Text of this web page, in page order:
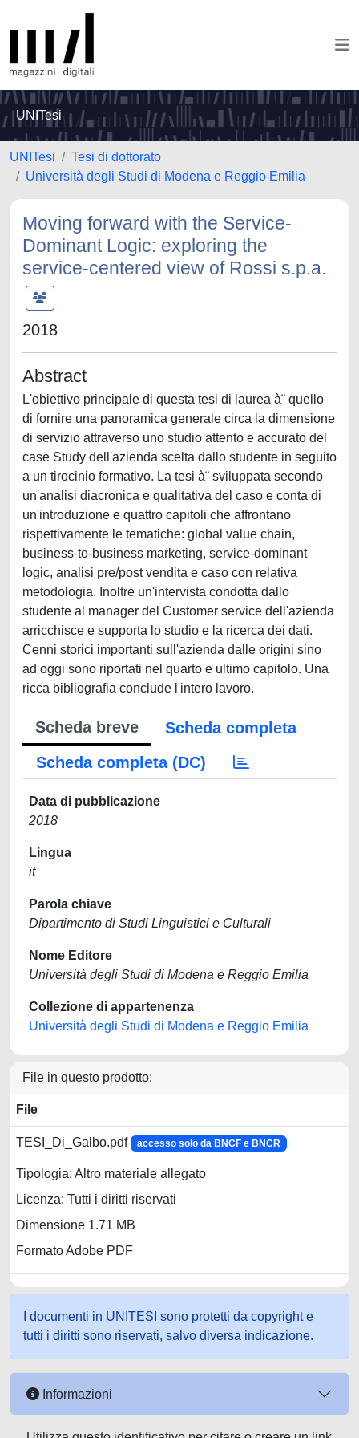
UNITesi
UNITesi
Tesi di dottorato
Università degli Studi di Modena e Reggio Emilia
Moving forward with the Service-
Dominant Logic: exploring the
service-centered view of Rossi s.p.a.
2018
Abstract
L'obiettivo principale di questa tesi di laurea à¨ quello
di fornire una panoramica generale circa la dimensione
di servizio attraverso uno studio attento e accurato del
case Study dell'azienda scelta dallo studente in seguito
a un tirocinio formativo. La tesi à¨ sviluppata secondo
un'analisi diacronica e qualitativa del caso e conta di
un'introduzione e quattro capitoli che affrontano
rispettivamente le tematiche: global value chain,
business-to-business marketing, service-dominant
logic, analisi pre/post vendita e caso con relativa
metodologia. Inoltre un'intervista condotta dallo
studente al manager del Customer service dell'azienda
arricchisce e supporta lo studio e la ricerca dei dati.
Cenni storici importanti sull'azienda dalle origini sino
ad oggi sono riportati nel quarto e ultimo capitolo. Una
ricca bibliografia conclude l'intero lavoro.
Scheda breve
Scheda completa
Scheda completa (DC)
Data di pubblicazione
2018
Lingua
it
Parola chiave
Dipartimento di Studi Linguistici e Culturali
Nome Editore
Università degli Studi di Modena e Reggio Emilia
Collezione di appartenenza
Università degli Studi di Modena e Reggio Emilia
File in questo prodotto:
File
TESI_Di_Galbo.pdf accesso solo da BNCF e BNCR
Tipologia: Altro materiale allegato
Licenza: Tutti i diritti riservati
Dimensione 1.71 MB
Formato Adobe PDF
I documenti in UNITESI sono protetti da copyright e
tutti i diritti sono riservati, salvo diversa indicazione.
Informazioni